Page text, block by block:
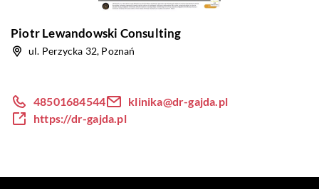
Piotr Lewandowski Consulting
ul. Perzycka 32, Poznań
48501684544
klinika@dr-gajda.pl
https://dr-gajda.pl